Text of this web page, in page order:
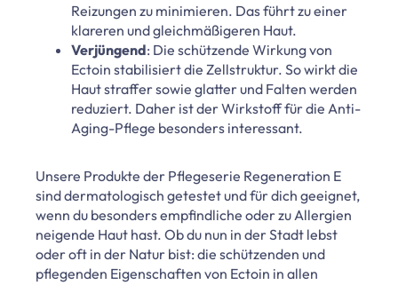
Reizungen zu minimieren. Das führt zu einer
klareren und gleichmäßigeren Haut.
Verjüngend: Die schützende Wirkung von
Ectoin stabilisiert die Zellstruktur. So wirkt die
Haut straffer sowie glatter und Falten werden
reduziert. Daher ist der Wirkstoff für die Anti-
Aging-Pflege besonders interessant.
Unsere Produkte der Pflegeserie Regeneration E
sind dermatologisch getestet und für dich geeignet,
wenn du besonders empfindliche oder zu Allergien
neigende Haut hast. Ob du nun in der Stadt lebst
oder oft in der Natur bist: die schützenden und
pflegenden Eigenschaften von Ectoin in allen